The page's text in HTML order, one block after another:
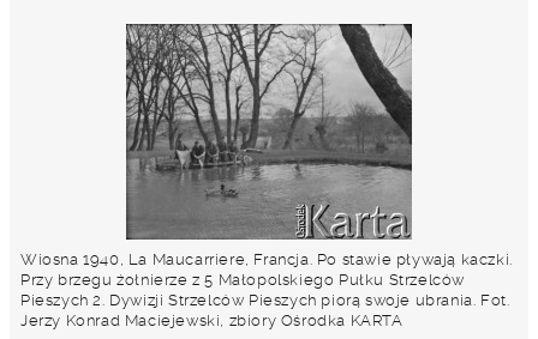
Wiosna 1940, La Maucarriere, Francja. Po stawie pływają kaczki.
Przy brzegu żołnierze z 5 Małopolskiego Pułku Strzelców
Pieszych 2. Dywizji Strzelców Pieszych piorą swoje ubrania. Fot.
Jerzy Konrad Maciejewski, zbiory Ośrodka KARTA